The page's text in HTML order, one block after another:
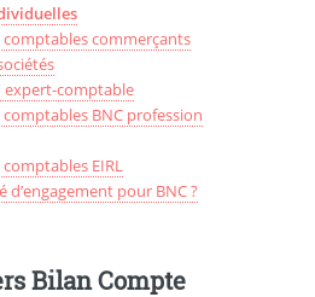
commerçants
expert-comptable
BNC profession
EIRL
d’engagement pour BNC ?
Bilan Compte